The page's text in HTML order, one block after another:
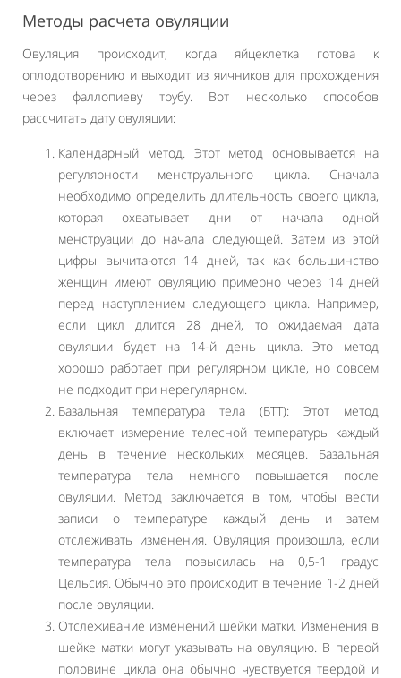
Методы расчета овуляции
Овуляция происходит, когда яйцеклетка готова к
оплодотворению и выходит из яичников для прохождения
через фаллопиеву трубу. Вот несколько способов
рассчитать дату овуляции:
Календарный метод. Этот метод основывается на
регулярности менструального цикла. Сначала
необходимо определить длительность своего цикла,
которая охватывает дни от начала одной
менструации до начала следующей. Затем из этой
цифры вычитаются 14 дней, так как большинство
женщин имеют овуляцию примерно через 14 дней
перед наступлением следующего цикла. Например,
если цикл длится 28 дней, то ожидаемая дата
овуляции будет на 14-й день цикла. Это метод
хорошо работает при регулярном цикле, но совсем
не подходит при нерегулярном.
Базальная температура тела (БТТ): Этот метод
включает измерение телесной температуры каждый
день в течение нескольких месяцев. Базальная
температура тела немного повышается после
овуляции. Метод заключается в том, чтобы вести
записи о температуре каждый день и затем
отслеживать изменения. Овуляция произошла, если
температура тела повысилась на 0,5-1 градус
Цельсия. Обычно это происходит в течение 1-2 дней
после овуляции.
Отслеживание изменений шейки матки. Изменения в
шейке матки могут указывать на овуляцию. В первой
половине цикла она обычно чувствуется твердой и